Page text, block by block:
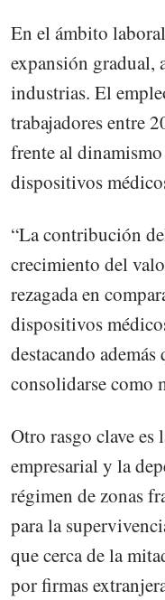
En el ámbito
expansión gradual,
industrias. El
trabajadores entre
frente al
dispositivos
“La contribución
crecimiento del
rezagada en
dispositivos
destacando
consolidarse como
Otro rasgo clave es
empresarial y la
régimen de zonas
para la
que cerca de la
por firmas